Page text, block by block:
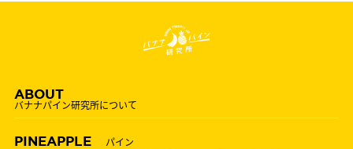
ABOUT
バナナパイン研究所について
PINEAPPLE
パイン